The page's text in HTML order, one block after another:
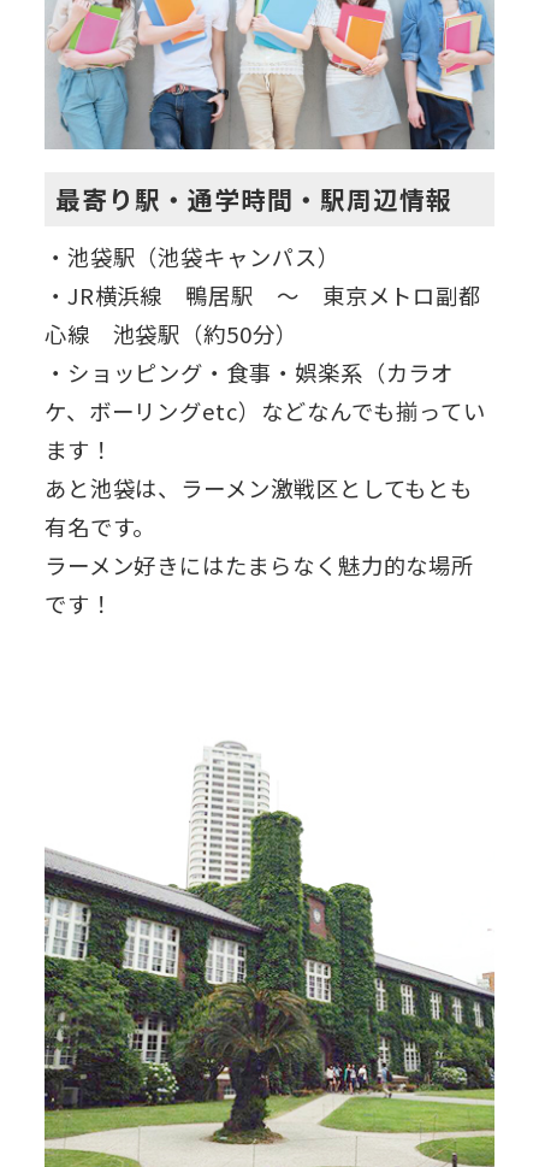
最寄り駅・通学時間・駅周辺情報
・池袋駅（池袋キャンパス）
・JR横浜線 鴨居駅 ～ 東京メトロ副都
心線 池袋駅（約50分）
・ショッピング・食事・娯楽系（カラオ
ケ、ボーリングetc）などなんでも揃ってい
ます！
あと池袋は、ラーメン激戦区としてもとも
有名です。
ラーメン好きにはたまらなく魅力的な場所
です！